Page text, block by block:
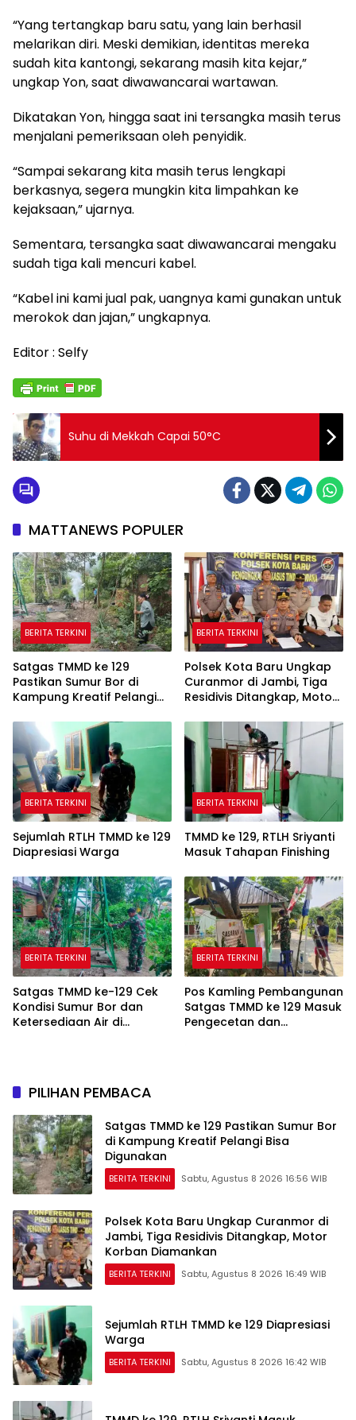
“Yang tertangkap baru satu, yang lain berhasil
melarikan diri. Meski demikian, identitas mereka
sudah kita kantongi, sekarang masih kita kejar,”
ungkap Yon, saat diwawancarai wartawan.
Dikatakan Yon, hingga saat ini tersangka masih terus
menjalani pemeriksaan oleh penyidik.
“Sampai sekarang kita masih terus lengkapi
berkasnya, segera mungkin kita limpahkan ke
kejaksaan,” ujarnya.
Sementara, tersangka saat diwawancarai mengaku
sudah tiga kali mencuri kabel.
“Kabel ini kami jual pak, uangnya kami gunakan untuk
merokok dan jajan,” ungkapnya.
Editor : Selfy
Suhu di Mekkah Capai 50°C
MATTANEWS POPULER
BERITA TERKINI
Satgas TMMD ke 129
Pastikan Sumur Bor di
Kampung Kreatif Pelangi
BERITA TERKINI
Polsek Kota Baru Ungkap
Curanmor di Jambi, Tiga
Residivis Ditangkap, Motor
BERITA TERKINI
Sejumlah RTLH TMMD ke 129
Diapresiasi Warga
BERITA TERKINI
TMMD ke 129, RTLH Sriyanti
Masuk Tahapan Finishing
BERITA TERKINI
Satgas TMMD ke-129 Cek
Kondisi Sumur Bor dan
Ketersediaan Air di
BERITA TERKINI
Pos Kamling Pembangunan
Satgas TMMD ke 129 Masuk
Pengecetan dan
PILIHAN PEMBACA
Satgas TMMD ke 129 Pastikan Sumur Bor
di Kampung Kreatif Pelangi Bisa
Digunakan
BERITA TERKINI Sabtu, Agustus 8 2026 16:56 WIB
Polsek Kota Baru Ungkap Curanmor di
Jambi, Tiga Residivis Ditangkap, Motor
Korban Diamankan
BERITA TERKINI Sabtu, Agustus 8 2026 16:49 WIB
Sejumlah RTLH TMMD ke 129 Diapresiasi
Warga
BERITA TERKINI Sabtu, Agustus 8 2026 16:42 WIB